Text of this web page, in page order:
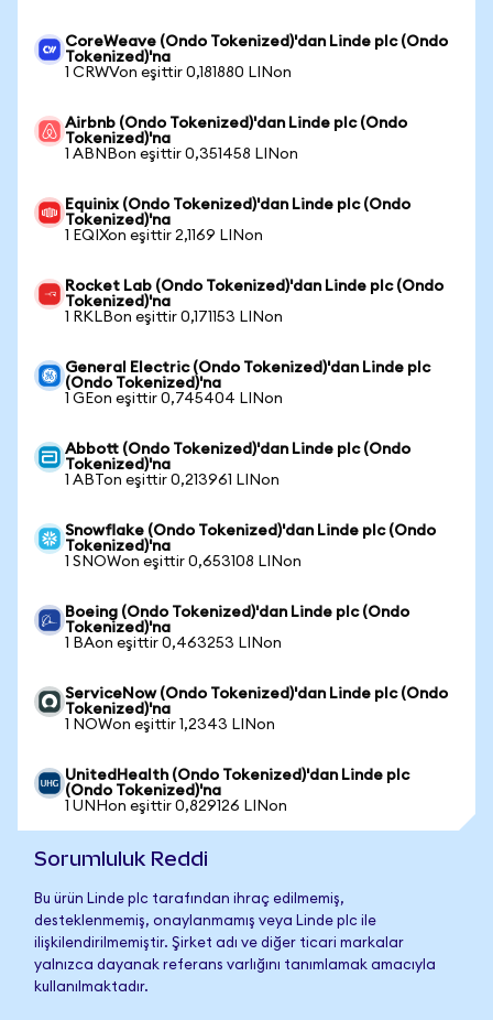
CoreWeave (Ondo Tokenized)'dan Linde plc (Ondo
Tokenized)'na
1 CRWVon eşittir 0,181880 LINon
Airbnb (Ondo Tokenized)'dan Linde plc (Ondo
Tokenized)'na
1 ABNBon eşittir 0,351458 LINon
Equinix (Ondo Tokenized)'dan Linde plc (Ondo
Tokenized)'na
1 EQIXon eşittir 2,1169 LINon
Rocket Lab (Ondo Tokenized)'dan Linde plc (Ondo
Tokenized)'na
1 RKLBon eşittir 0,171153 LINon
General Electric (Ondo Tokenized)'dan Linde plc
(Ondo Tokenized)'na
1 GEon eşittir 0,745404 LINon
Abbott (Ondo Tokenized)'dan Linde plc (Ondo
Tokenized)'na
1 ABTon eşittir 0,213961 LINon
Snowflake (Ondo Tokenized)'dan Linde plc (Ondo
Tokenized)'na
1 SNOWon eşittir 0,653108 LINon
Boeing (Ondo Tokenized)'dan Linde plc (Ondo
Tokenized)'na
1 BAon eşittir 0,463253 LINon
ServiceNow (Ondo Tokenized)'dan Linde plc (Ondo
Tokenized)'na
1 NOWon eşittir 1,2343 LINon
UnitedHealth (Ondo Tokenized)'dan Linde plc
(Ondo Tokenized)'na
1 UNHon eşittir 0,829126 LINon
Sorumluluk Reddi
Bu ürün Linde plc tarafından ihraç edilmemiş,
desteklenmemiş, onaylanmamış veya Linde plc ile
ilişkilendirilmemiştir. Şirket adı ve diğer ticari markalar
yalnızca dayanak referans varlığını tanımlamak amacıyla
kullanılmaktadır.